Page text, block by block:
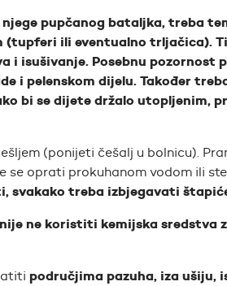
pupčanog bataljka, treba
(tupferi ili eventualno trljačica).
i isušivanje. Posebnu
i pelenskom dijelu. Također
bi se dijete držalo utopljenim,
(ponijeti češalj u bolnicu).
se oprati prokuhanom vodom ili
svakako treba izbjegavati
ne koristiti kemijska sredstva
područjima pazuha, iza ušiju,